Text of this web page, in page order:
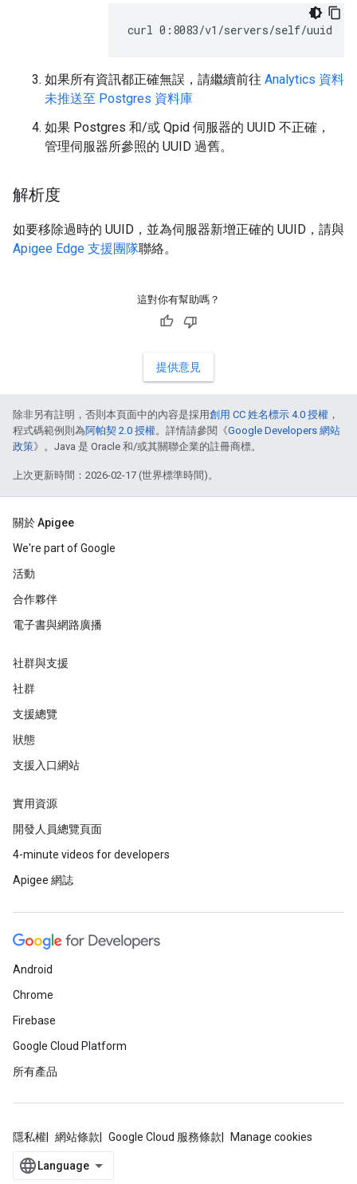
curl 0:8083/v1/servers/self/uuid
如果所有資訊都正確無誤，請繼續前往 Analytics 資料
未推送至 Postgres 資料庫
如果 Postgres 和/或 Qpid 伺服器的 UUID 不正確，
管理伺服器所參照的 UUID 過舊。
解析度
如要移除過時的 UUID，並為伺服器新增正確的 UUID，請與
Apigee Edge 支援團隊聯絡。
這對你有幫助嗎？
提供意見
除非另有註明，否則本頁面中的內容是採用創用 CC 姓名標示 4.0 授權 ，
程式碼範例則為阿帕契 2.0 授權。詳情請參閱《Google Developers 網站
政策》。Java 是 Oracle 和/或其關聯企業的註冊商標。
上次更新時間：2026-02-17 (世界標準時間)。
關於 Apigee
We're part of Google
活動
合作夥伴
電子書與網路廣播
社群與支援
社群
支援總覽
狀態
支援入口網站
實用資源
開發人員總覽頁面
4-minute videos for developers
Apigee 網誌
Android
Chrome
Firebase
Google Cloud Platform
所有產品
隱私權 網站條款 Google Cloud 服務條款 Manage cookies